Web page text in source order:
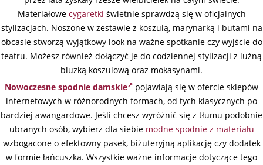
Materiałowe cygaretki świetnie sprawdzą się w oficjalnych
stylizacjach. Noszone w zestawie z koszulą, marynarką i butami na
obcasie stworzą wyjątkowy look na ważne spotkanie czy wyjście do
teatru. Możesz również dołączyć je do codziennej stylizacji z luźną
bluzką koszulową oraz mokasynami.
Nowoczesne spodnie damskie
pojawiają się w ofercie sklepów
internetowych w różnorodnych formach, od tych klasycznych po
bardziej awangardowe. Jeśli chcesz wyróżnić się z tłumu podobnie
ubranych osób, wybierz dla siebie modne spodnie z materiału
wzbogacone o efektowny pasek, biżuteryjną aplikację czy dodatek
w formie łańcuszka. Wszystkie ważne informacje dotyczące tego